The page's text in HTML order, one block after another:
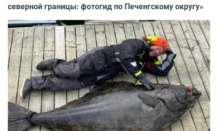
северной границы: фотогид по Печенгскому округу»